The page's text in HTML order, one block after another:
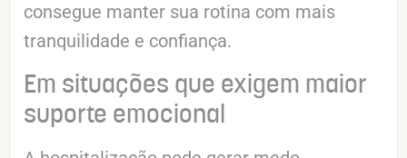
consegue manter sua rotina com mais
tranquilidade e confiança.
Em situações que exigem maior
suporte emocional